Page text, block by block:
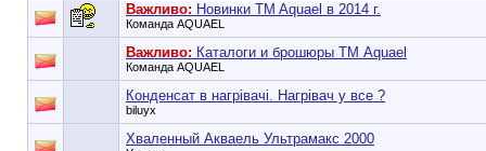
Важливо: Новинки TM Aquael в 2014 г.
Команда AQUAEL
Важливо: Каталоги и брошюры ТМ Aquael
Команда AQUAEL
Конденсат в нагрівачі. Нагрівач у все ?
biluyx
Хваленный Акваель Ультрамакс 2000